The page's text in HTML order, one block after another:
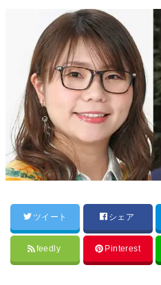
ツイート シェア
feedly Pinterest